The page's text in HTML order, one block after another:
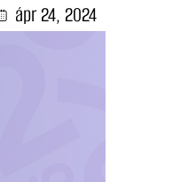
ápr 24, 2024